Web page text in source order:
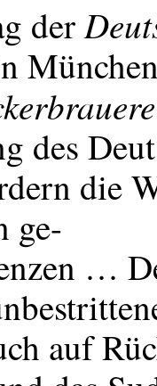
der
des
die
ge-
…
auf